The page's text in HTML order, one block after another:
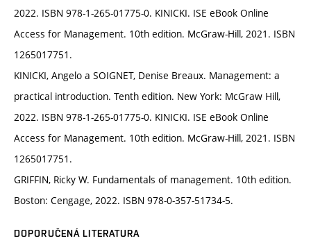
2022. ISBN 978-1-265-01775-0. KINICKI. ISE eBook Online
Access for Management. 10th edition. McGraw-Hill, 2021. ISBN
1265017751.
KINICKI, Angelo a SOIGNET, Denise Breaux. Management: a
practical introduction. Tenth edition. New York: McGraw Hill,
2022. ISBN 978-1-265-01775-0. KINICKI. ISE eBook Online
Access for Management. 10th edition. McGraw-Hill, 2021. ISBN
1265017751.
GRIFFIN, Ricky W. Fundamentals of management. 10th edition.
Boston: Cengage, 2022. ISBN 978-0-357-51734-5.
DOPORUČENÁ LITERATURA